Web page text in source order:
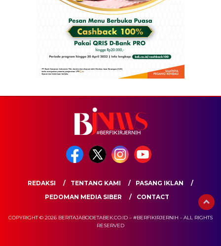
REDAKSI TENTANG KAMI
PASANG IKLAN
PEDOMAN MEDIA SIBER
CONTACT
COPYRIGHT © 2026 BERITAJABODETABEK.CO.ID – #BERFIKIRJERNIH - ALL RIGHTS
RESERVED